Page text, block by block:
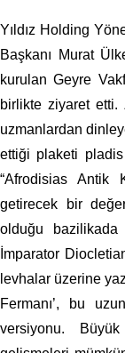
Yıldız Holding
Başkanı Murat
kurulan Geyre
birlikte ziyaret etti.
uzmanlardan
ettiği plaketi
“Afrodisias Antik
getirecek bir
olduğu
İmparator
levhalar üzerine
Fermanı’, bu
versiyonu.